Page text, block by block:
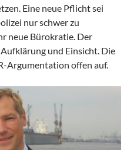
Eine neue Pflicht sei
nur schwer zu
neue Bürokratie. Der
und Einsicht. Die
Argumentation offen auf.